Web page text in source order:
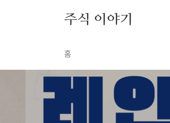
주식 이야기
홈